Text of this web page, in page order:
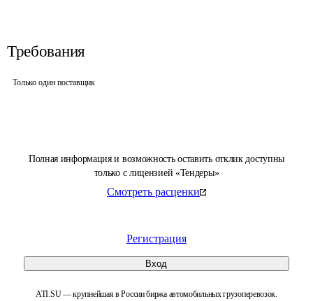
Полная информация и возможность оставить отклик доступны
только с лицензией «Тендеры»
Смотреть расценки
Регистрация
Вход
ATI.SU — крупнейшая в России биржа автомобильных грузоперевозок.
Требования
Только один поставщик